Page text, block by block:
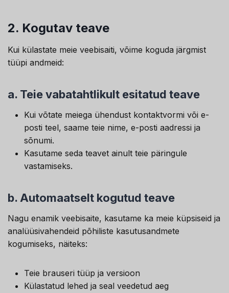
2. Kogutav teave
Kui külastate meie veebisaiti, võime koguda järgmist
tüüpi andmeid:
a. Teie vabatahtlikult esitatud teave
Kui võtate meiega ühendust kontaktvormi või e-
posti teel, saame teie nime, e-posti aadressi ja
sõnumi.
Kasutame seda teavet ainult teie päringule
vastamiseks.
b. Automaatselt kogutud teave
Nagu enamik veebisaite, kasutame ka meie küpsiseid ja
analüüsivahendeid põhiliste kasutusandmete
kogumiseks, näiteks:
Teie brauseri tüüp ja versioon
Külastatud lehed ja seal veedetud aeg